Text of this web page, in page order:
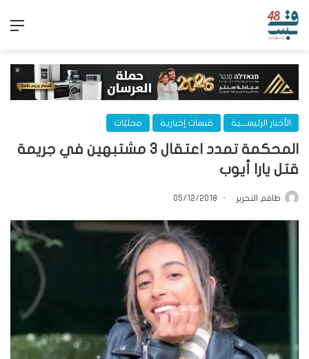
الأخبار الرئيســـية قبسات إخبارية محليّات
المحكمة تمدد اعتقال 3 مشتبهين في جريمة
قتل يارا أيوب
طاقم التحرير 05/12/2018